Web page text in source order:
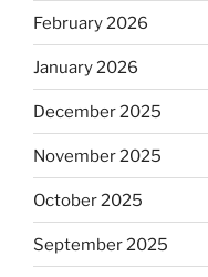
February 2026
January 2026
December 2025
November 2025
October 2025
September 2025